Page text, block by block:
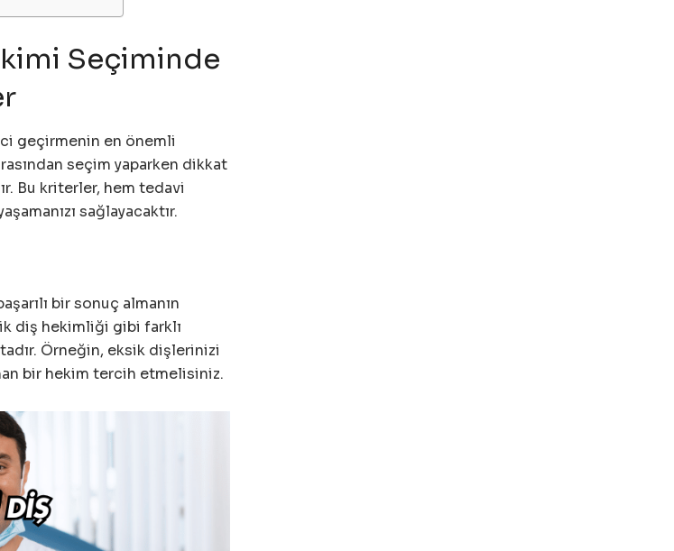
Seçiminde
geçirmenin en önemli
seçim yaparken dikkat
Bu kriterler, hem tedavi
sağlayacaktır.
bir sonuç almanın
diş hekimliği gibi farklı
Örneğin, eksik dişlerinizi
bir hekim tercih etmelisiniz.